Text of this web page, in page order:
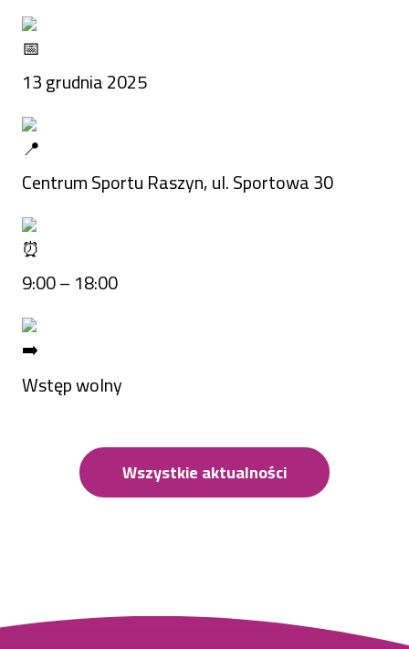
13 grudnia 2025
Centrum Sportu Raszyn, ul. Sportowa 30
9:00 – 18:00
Wstęp wolny
Wszystkie aktualności